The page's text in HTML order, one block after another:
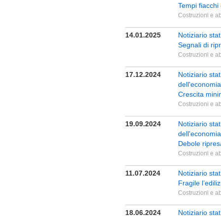
Tempi
Costruzioni e
14.01.2025
Notiziario
Segnali di
Costruzioni e
17.12.2024
Notiziario
Crescita
Costruzioni e
19.09.2024
Notiziario
Debole
Costruzioni e
11.07.2024
Notiziario
Fragile
Costruzioni e
18.06.2024
Notiziario